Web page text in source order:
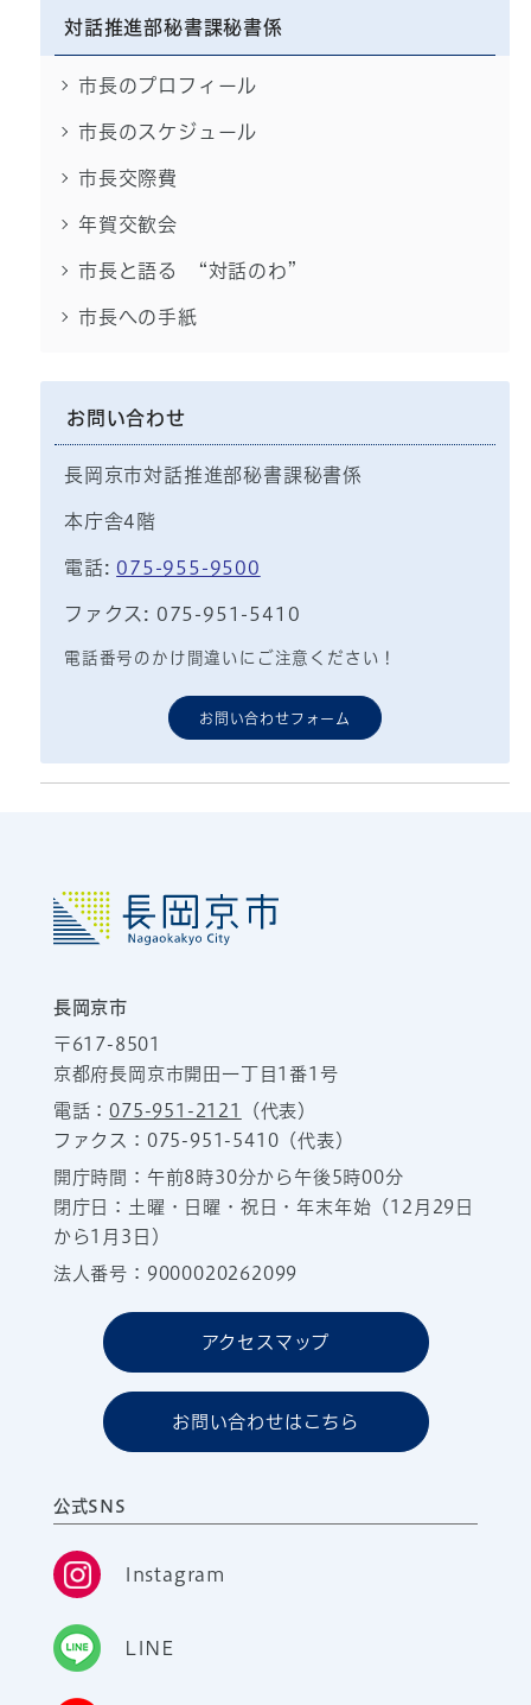
対話推進部秘書課秘書係
市長のプロフィール
市長のスケジュール
市長交際費
年賀交歓会
市長と語る “対話のわ”
市長への手紙
お問い合わせ
長岡京市対話推進部秘書課秘書係
本庁舎4階
電話: 075-955-9500
ファクス: 075-951-5410
電話番号のかけ間違いにご注意ください！
お問い合わせフォーム
長岡京市
〒617-8501
京都府長岡京市開田一丁目1番1号
電話：075-951-2121
（代表）
ファクス：075-951-5410（代表）
開庁時間：午前8時30分から午後5時00分
閉庁日：土曜・日曜・祝日・年末年始（12月29日
から1月3日）
法人番号：9000020262099
アクセスマップ
お問い合わせはこちら
公式SNS
Instagram
LINE